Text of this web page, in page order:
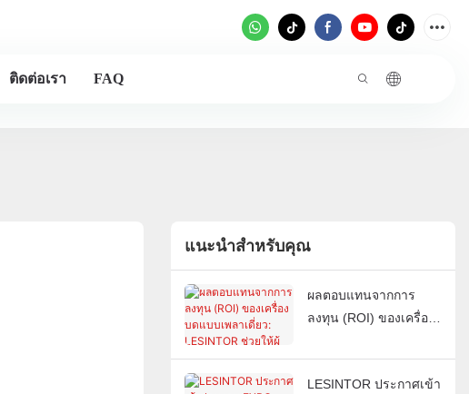
ติดต่อเรา FAQ
แนะนำสำหรับคุณ
ผลตอบแทนจากการ
ลงทุน (ROI) ของเครื่อง
LESINTOR ช่วยให้ผู้
รีไซเคิลพลาสติกลด
LESINTOR ประกาศเข้า